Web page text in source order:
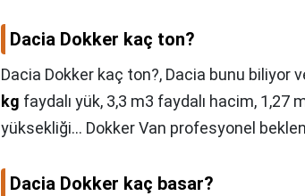
Dacia Dokker kaç ton?
Dacia Dokker kaç ton?, Dacia bunu biliyor
kg faydalı yük, 3,3 m3 faydalı hacim, 1,27
yüksekliği... Dokker Van profesyonel
Dacia Dokker kaç basar?